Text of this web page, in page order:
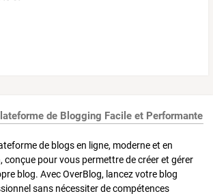
de Blogging Facile et Performante
de blogs en ligne, moderne et en
pour vous permettre de créer et gérer
blog. Avec OverBlog, lancez votre blog
sans nécessiter de compétences